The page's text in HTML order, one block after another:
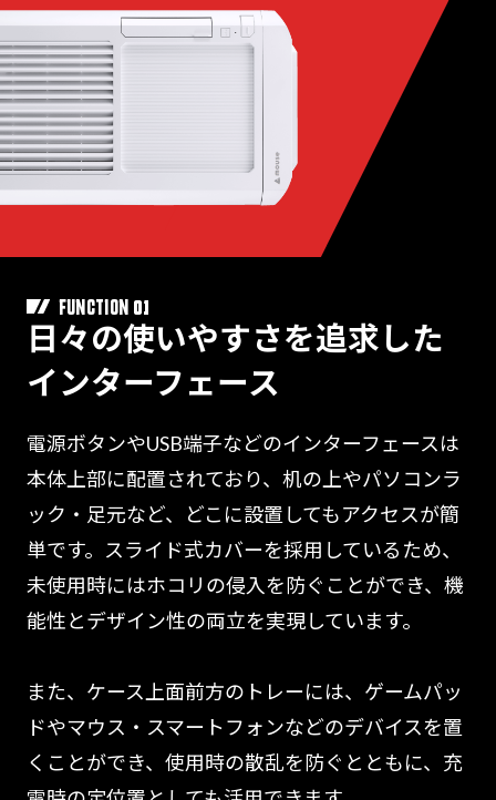
FUNCTION 01
日々の使いやすさを追求した
インターフェース
電源ボタンやUSB端子などのインターフェースは
本体上部に配置されており、机の上やパソコンラ
ック・足元など、どこに設置してもアクセスが簡
単です。スライド式カバーを採用しているため、
未使用時にはホコリの侵入を防ぐことができ、機
能性とデザイン性の両立を実現しています。
また、ケース上面前方のトレーには、ゲームパッ
ドやマウス・スマートフォンなどのデバイスを置
くことができ、使用時の散乱を防ぐとともに、充